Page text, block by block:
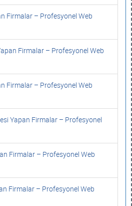
Firmalar – Profesyonel Web
Firmalar – Profesyonel Web
Firmalar – Profesyonel Web
Yapan Firmalar – Profesyonel
Firmalar – Profesyonel Web
Firmalar – Profesyonel Web